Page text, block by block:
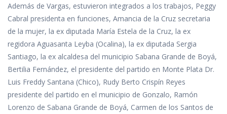
Además de Vargas, estuvieron integrados a los trabajos, Peggy
Cabral presidenta en funciones, Amancia de la Cruz secretaria
de la mujer, la ex diputada María Estela de la Cruz, la ex
regidora Aguasanta Leyba (Ocalina), la ex diputada Sergia
Santiago, la ex alcaldesa del municipio Sabana Grande de Boyá,
Bertilia Fernández, el presidente del partido en Monte Plata Dr.
Luis Freddy Santana (Chico), Rudy Berto Crispín Reyes
presidente del partido en el municipio de Gonzalo, Ramón
Lorenzo de Sabana Grande de Boyá, Carmen de los Santos de